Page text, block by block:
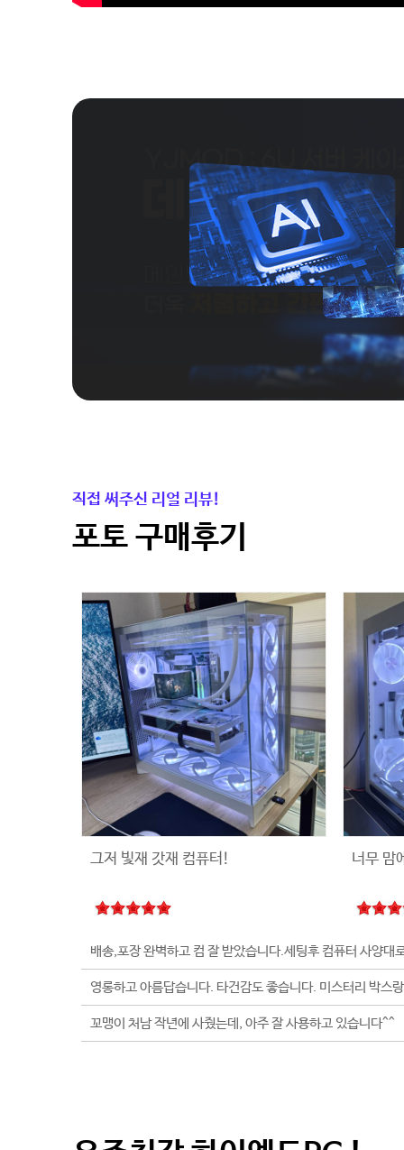
직접 써주신 리얼 리뷰!
포토 구매후기
그저 빛재 갓재 컴퓨터! 너무 맘
꼬맹이 처남 작년에 사줬는데, 아주 잘 사용하고 있습니다^^